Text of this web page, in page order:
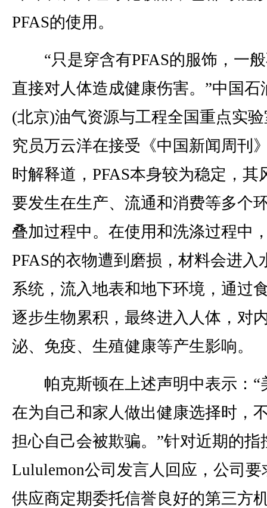
PFAS的使用。
“只是穿含有PFAS的服饰，一
直接对人体造成健康伤害。”中国石
(北京)油气资源与工程全国重点实
究员万云洋在接受《中国新闻周刊
时解释道，PFAS本身较为稳定，其
要发生在生产、流通和消费等多个
叠加过程中。在使用和洗涤过程中
PFAS的衣物遭到磨损，材料会进入
系统，流入地表和地下环境，通过
逐步生物累积，最终进入人体，对
泌、免疫、生殖健康等产生影响。
帕克斯顿在上述声明中表示：“
在为自己和家人做出健康选择时，
担心自己会被欺骗。”针对近期的指
Lululemon公司发言人回应，公司要
供应商定期委托信誉良好的第三方